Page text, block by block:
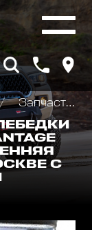
Запчасти и Аксессуары для лебедок
С